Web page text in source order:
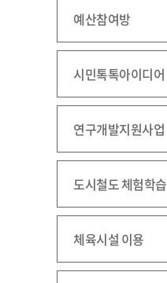
예산참여방
시민톡톡아이디어
연구개발지원사업
도시철도 체험학습
체육시설 이용